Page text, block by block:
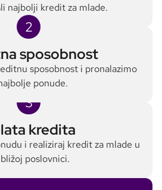
najbolji kredit za mlade.
2
sposobnost
sposobnost i pronalazimo
ponude.
3
kredita
i realiziraj kredit za mlade u
poslovnici.